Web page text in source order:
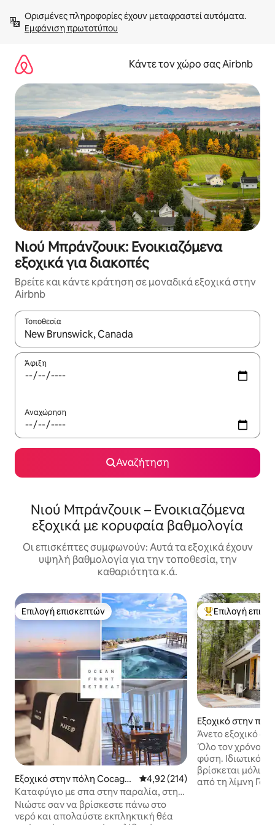
στο
περιεχόμενοΕμφάνιση πρωτοτύπου
Κάντε τον χώρο σας Airbnb
Νιού Μπράνζουικ: Ενοικιαζόμενα
εξοχικά για διακοπές
Βρείτε και κάντε κράτηση σε μοναδικά εξοχικά στην
Airbnb
Τοποθεσία
Όταν τα αποτελέσματα είναι διαθέσιμα, μπορείτε να
Άφιξη
Αναχώρηση
Αναζήτηση
Νιού Μπράνζουικ – Ενοικιαζόμενα
εξοχικά με κορυφαία βαθμολογία
Οι επισκέπτες συμφωνούν: Αυτά τα εξοχικά έχουν
υψηλή βαθμολογία για την τοποθεσία, την
καθαριότητα κ.ά.
Επιλογή επισκεπτών
Επιλογή επισκεπτών
Εξοχικό στην πόλη Cocagn
e
Μέση βαθμολογία: 4,92 στα 5,
4,92 (214)
Καταφύγιο με σπα στην παραλία, στην
καρδιά της Ακαδίας!
Νιώστε σαν να βρίσκεστε πάνω στο
νερό και απολαύστε εκπληκτική θέα
Κορυφαία
Επιλογή
Εξοχικό στην
e
Άνετο εξοχικό
χρόνο!
Όλο τον χρόνο! Τζακούζι!
φύση. Ιδιωτικό
βρίσκεται μόλις
από τη λίμνη